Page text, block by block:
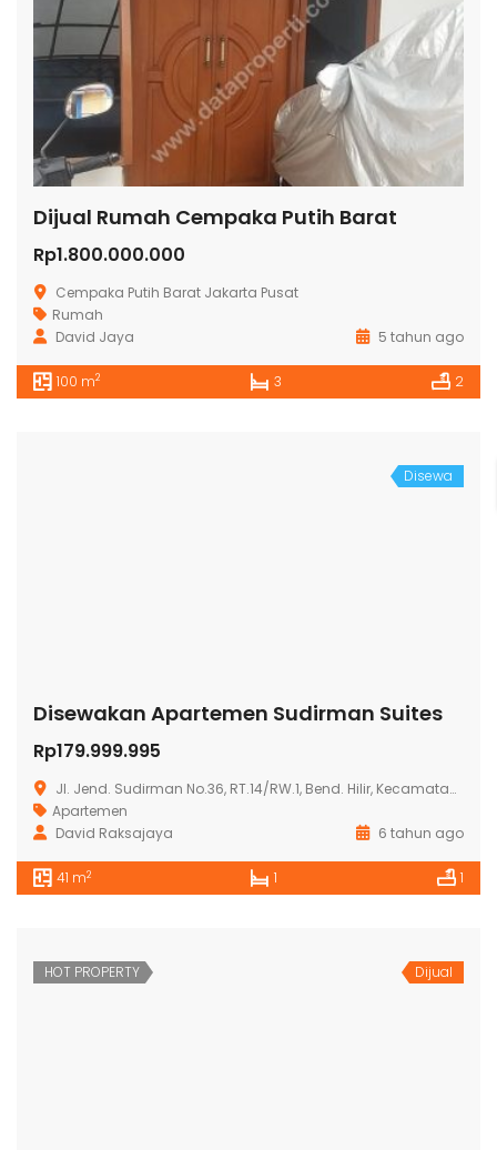
Dijual Rumah Cempaka Putih Barat
Rp1.800.000.000
Cempaka Putih Barat Jakarta Pusat
Rumah
David Jaya
5 tahun ago
100 m2 3 2
Disewa
Disewakan Apartemen Sudirman Suites
Rp179.999.995
Jl. Jend. Sudirman No.36, RT.14/RW.1, Bend. Hilir, Kecamatan Tanah Abang, Kota Jakarta Pusat, Daerah Khusus Ibukota Jakarta 10210
Apartemen
David Raksajaya
6 tahun ago
41 m2 1 1
HOT PROPERTY Dijual